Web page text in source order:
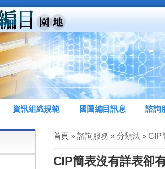
資訊組織規範 國圖編目訊息 諮詢
您在這裡
首頁» 諮詢服務 » 分類法 » CIP
CIP簡表沒有詳表卻